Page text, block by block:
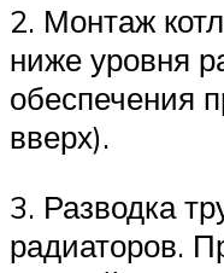
2. Монтаж
ниже уровня
обеспечения
вверх).
3. Разводка
радиаторов.